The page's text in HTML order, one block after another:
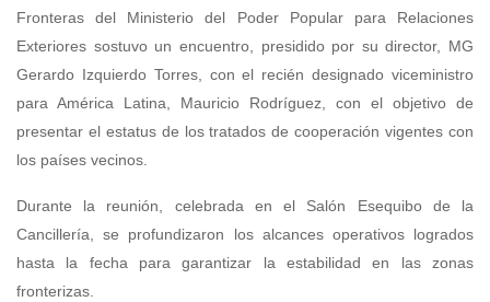
Fronteras del Ministerio del Poder Popular para Relaciones
Exteriores sostuvo un encuentro, presidido por su director, MG
Gerardo Izquierdo Torres, con el recién designado viceministro
para América Latina, Mauricio Rodríguez, con el objetivo de
presentar el estatus de los tratados de cooperación vigentes con
los países vecinos.
Durante la reunión, celebrada en el Salón Esequibo de la
Cancillería, se profundizaron los alcances operativos logrados
hasta la fecha para garantizar la estabilidad en las zonas
fronterizas.